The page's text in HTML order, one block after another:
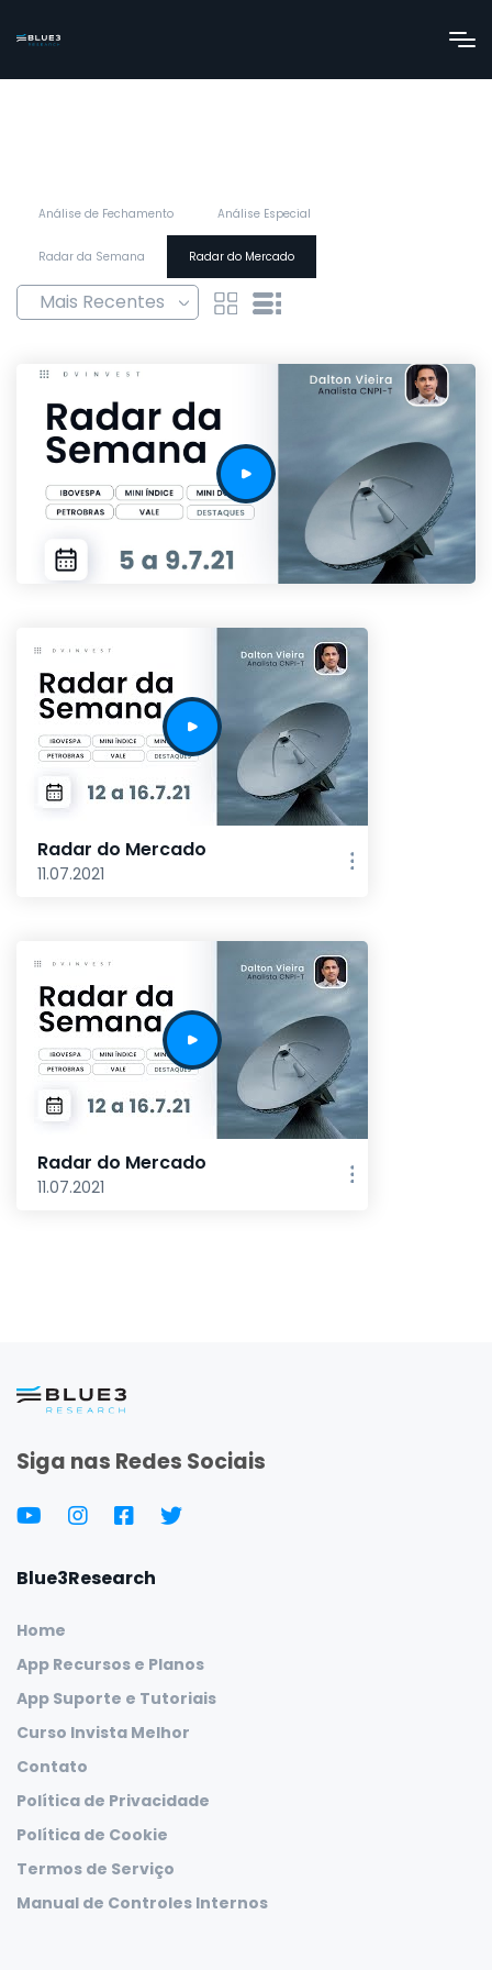
Análise de Fechamento Análise Especial
Radar da Semana Radar do Mercado
Radar do Mercado
11.07.2021
Radar do Mercado
11.07.2021
Siga nas Redes Sociais
Blue3Research
Home
App Recursos e Planos
App Suporte e Tutoriais
Curso Invista Melhor
Contato
Política de Privacidade
Política de Cookie
Termos de Serviço
Manual de Controles Internos